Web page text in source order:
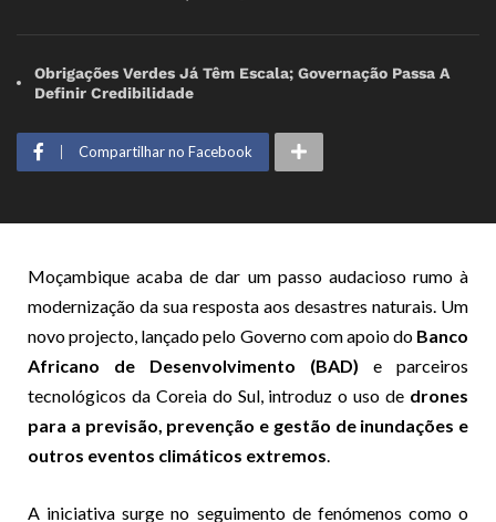
Obrigações Verdes Já Têm Escala; Governação Passa A
Definir Credibilidade
Compartilhar no Facebook
Moçambique acaba de dar um passo audacioso rumo à
modernização da sua resposta aos desastres naturais. Um
novo projecto, lançado pelo Governo com apoio do Banco
Africano de Desenvolvimento (BAD) e parceiros
tecnológicos da Coreia do Sul, introduz o uso de drones
para a previsão, prevenção e gestão de inundações e
outros eventos climáticos extremos.
A iniciativa surge no seguimento de fenómenos como o